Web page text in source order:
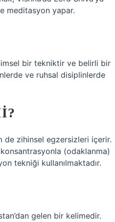
meditasyon yapar.
bir tekniktir ve belirli bir
ve ruhsal disiplinlerde
de zihinsel egzersizleri içerir.
(odaklanma)
tekniği kullanılmaktadır.
gelen bir kelimedir.